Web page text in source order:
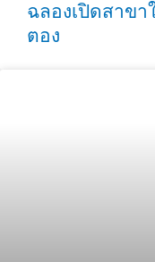
ฉลองเปิดสาขา
ตอง